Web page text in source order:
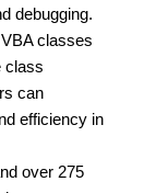
debugging.
classes
class
can
efficiency in
over 275